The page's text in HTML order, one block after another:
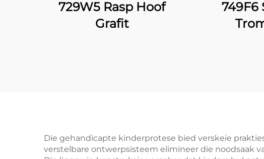
729W5 Rasp Hoof
Grafit
749F6
Die gehandicapte kinderprotese bied verskeie
verstelbare ontwerpsisteem elimineer die noodsaak